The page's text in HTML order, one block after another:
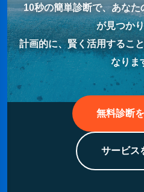
10秒の簡単診断で、あな
が見つか
計画的に、賢く活用するこ
なりま
無料診断
サービス